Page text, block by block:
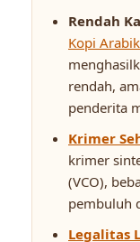
Rendah
Kopi
rendah,
penderita
Krimer
krimer
(VCO),
pembuluh
Legalitas